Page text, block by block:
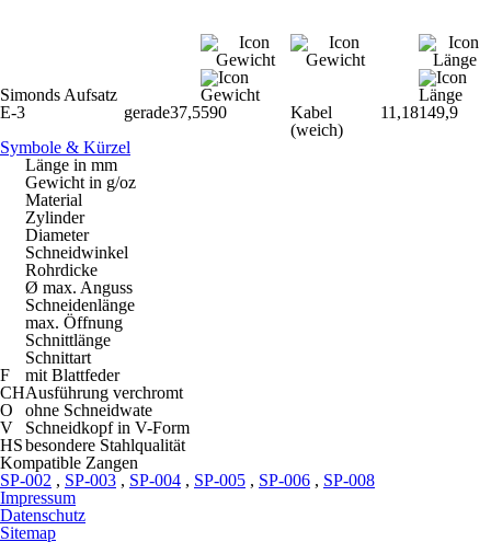
Simonds Aufsatz
E-3
gerade37,5590
Kabel
(weich)
11,18149,9
Symbole & Kürzel
Länge in mm
Gewicht in g/oz
Material
Zylinder
Diameter
Schneidwinkel
Rohrdicke
Ø max. Anguss
Schneidenlänge
max. Öffnung
Schnittlänge
Schnittart
F
mit Blattfeder
CHAusführung verchromt
O
ohne Schneidwate
V
Schneidkopf in V-Form
HSbesondere Stahlqualität
Kompatible Zangen
SP-002 , SP-003 , SP-004 , SP-005 , SP-006 , SP-008
Impressum
Datenschutz
Sitemap